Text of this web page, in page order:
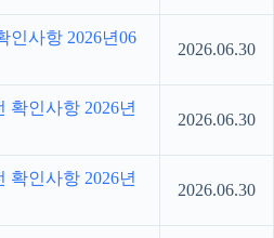
인사항 2026년06
2026.06.30
확인사항 2026년
2026.06.30
확인사항 2026년
2026.06.30